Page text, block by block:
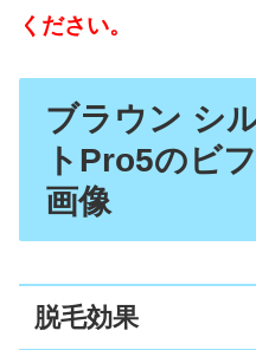
ください。
ブラウン シ
トPro5のビ
画像
脱毛効果